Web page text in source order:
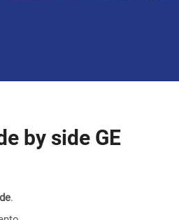
by side GE
.